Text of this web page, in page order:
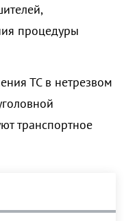
процедуры
ТС в нетрезвом
транспортное